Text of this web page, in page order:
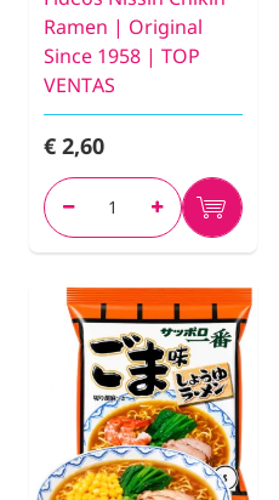
Ramen | Original
Since 1958 | TOP
VENTAS
€ 2,60